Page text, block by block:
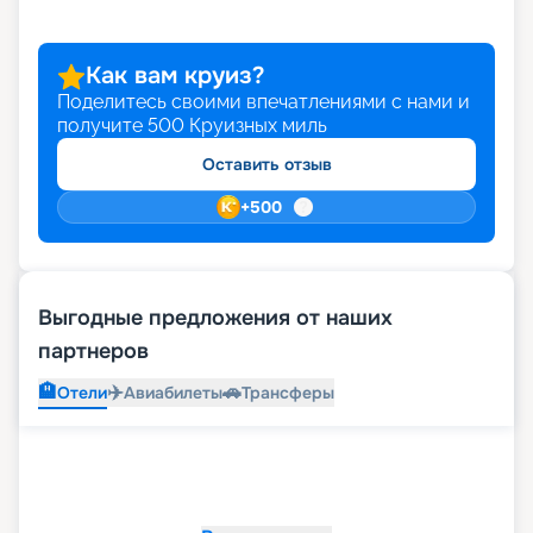
бронирования вы можете сделать свой отпуск
еще более ярким и выгодным. Выбирайте и
оформляйте путевку своей мечты онлайн на
нашем сайте.
Как вам круиз?
Поделитесь своими впечатлениями с нами и
получите 500 Круизных миль
Оставить отзыв
+500
Выгодные предложения от наших
партнеров
🏨Отели✈️Авиабилеты🚗Трансферы